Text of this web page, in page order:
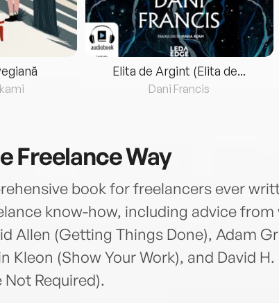
Elita de Argint (Elita de...
Dani Francis
Freelance Way
book for freelancers ever
know-how, including advice from
Allen (Getting Things Done), Adam
Kleon (Show Your Work), and David
Required).